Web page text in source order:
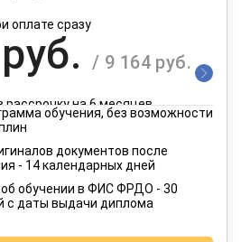
оплате сразу
/ 9 164 руб.
рассрочку на 6 месяцев
на 12 месяцев
обучения, без возможности
документов после
- 14 календарных дней
обучении в ФИС ФРДО - 30
с даты выдачи диплома